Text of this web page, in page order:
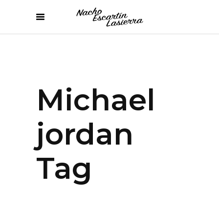
Michael
jordan
Tag